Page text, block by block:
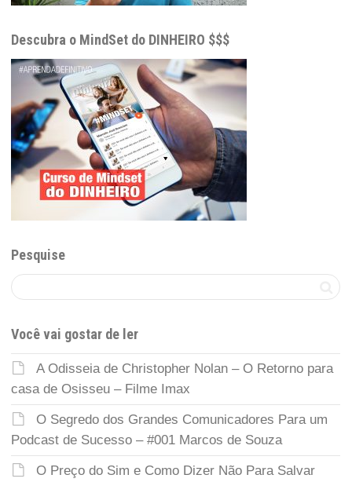
Descubra o MindSet do DINHEIRO $$$
Pesquise
Você vai gostar de ler
A Odisseia de Christopher Nolan – O Retorno para
casa de Osisseu – Filme Imax
O Segredo dos Grandes Comunicadores Para um
Podcast de Sucesso – #001 Marcos de Souza
O Preço do Sim e Como Dizer Não Para Salvar